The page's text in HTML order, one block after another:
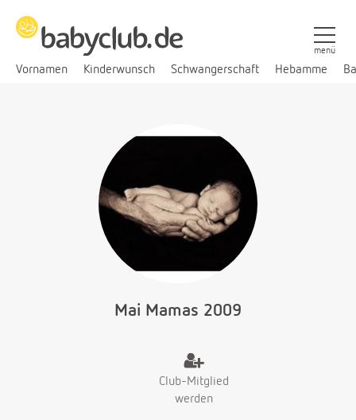
Vornamen Kinderwunsch Schwangerschaft Hebamme
menü
Mai Mamas 2009
Club-Mitglied
werden